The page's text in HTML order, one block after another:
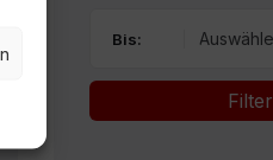
Bis:
Filter